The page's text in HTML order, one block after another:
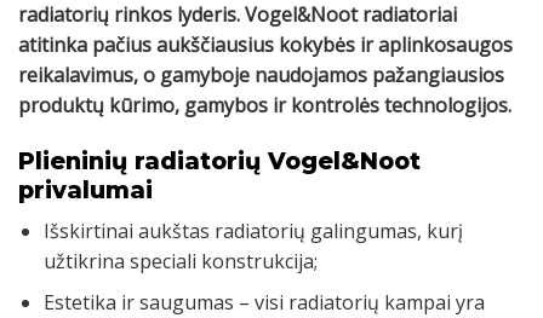
radiatorių rinkos lyderis. Vogel&Noot radiatoriai
atitinka pačius aukščiausius kokybės ir aplinkosaugos
reikalavimus, o gamyboje naudojamos pažangiausios
produktų kūrimo, gamybos ir kontrolės technologijos.
Plieninių radiatorių Vogel&Noot
privalumai
Išskirtinai aukštas radiatorių galingumas, kurį
užtikrina speciali konstrukcija;
Estetika ir saugumas – visi radiatorių kampai yra